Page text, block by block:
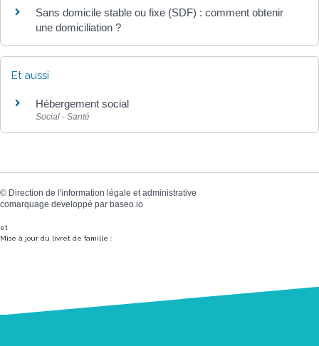
Sans domicile stable ou fixe (SDF) : comment obtenir
une domiciliation ?
Et aussi
Hébergement social
Social - Santé
© Direction de l'information légale et administrative
comarquage developpé par baseo.io
et
Mise à jour du livret de famille :